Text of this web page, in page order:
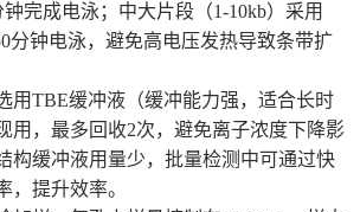
完成电泳；中大片段（1-10kb）采用
分钟电泳，避免高电压发热导致条带扩
用TBE缓冲液（缓冲能力强，适合长时
用，最多回收2次，避免离子浓度下降影
构缓冲液用量少，批量检测中可通过快
，提升效率。